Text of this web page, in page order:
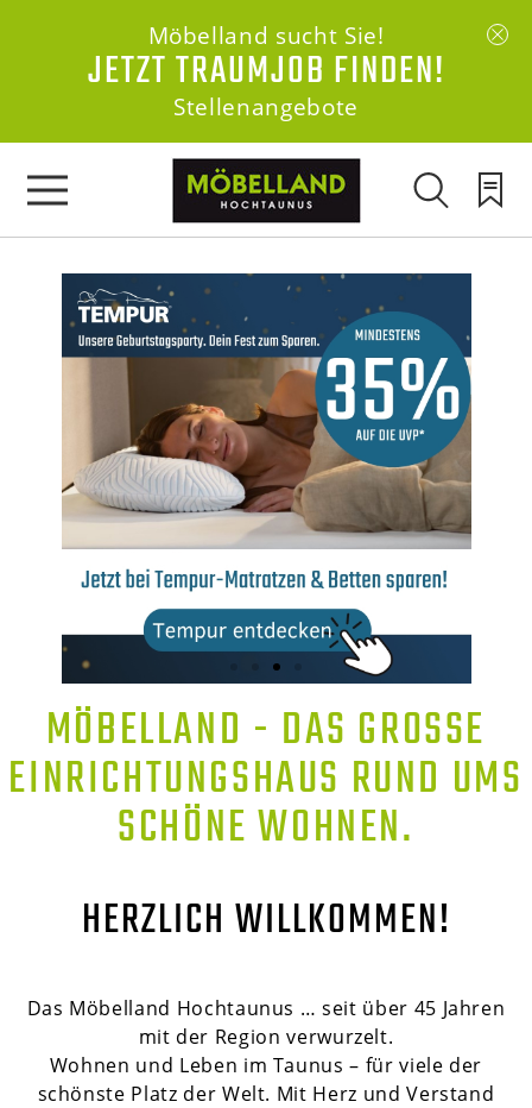
Möbelland sucht Sie!
JETZT TRAUMJOB FINDEN!
Stellenangebote
MÖBELLAND - DAS GROSSE E
INRICHTUNGSHAUS RUND UMS S
CHÖNE WOHNEN.
HERZLICH WILLKOMMEN!
Das Möbelland Hochtaunus … seit über 45 Jahren
mit der Region verwurzelt.
Wohnen und Leben im Taunus – für viele der
schönste Platz der Welt. Mit Herz und Verstand